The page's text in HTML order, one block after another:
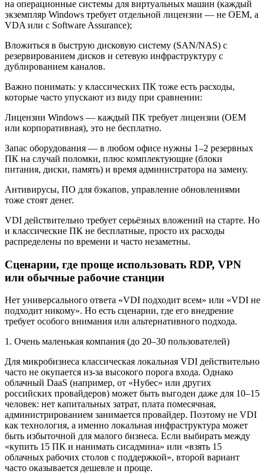
на операционные системы для виртуальных машин (каждый
экземпляр Windows требует отдельной лицензии — не OEM, а
VDA или с Software Assurance);
Вложиться в быструю дисковую систему (SAN/NAS) с
резервированием дисков и сетевую инфраструктуру с
дублированием каналов.
Важно понимать: у классических ПК тоже есть расходы,
которые часто упускают из виду при сравнении:
Лицензии Windows — каждый ПК требует лицензии (OEM
или корпоративная), это не бесплатно.
Запас оборудования — в любом офисе нужны 1–2 резервных
ПК на случай поломки, плюс комплектующие (блоки
питания, диски, память) и время администратора на замену.
Антивирусы, ПО для бэкапов, управление обновлениями
тоже стоят денег.
VDI действительно требует серьёзных вложений на старте. Но
и классические ПК не бесплатные, просто их расходы
распределены по времени и часто незаметны.
Сценарии, где проще использовать RDP, VPN
или обычные рабочие станции
Нет универсального ответа «VDI подходит всем» или «VDI не
подходит никому». Но есть сценарии, где его внедрение
требует особого внимания или альтернативного подхода.
1. Очень маленькая компания (до 20–30 пользователей)
Для микробизнеса классическая локальная VDI действительно
часто не окупается из-за высокого порога входа. Однако
облачный DaaS (например, от «Нубес» или других
российских провайдеров) может быть выгоден даже для 10–15
человек: нет капитальных затрат, плата помесячная,
администрированием занимается провайдер. Поэтому не VDI
как технология, а именно локальная инфраструктура может
быть избыточной для малого бизнеса. Если выбирать между
«купить 15 ПК и нанимать сисадмина» или «взять 15
облачных рабочих столов с поддержкой», второй вариант
часто оказывается дешевле и проще.